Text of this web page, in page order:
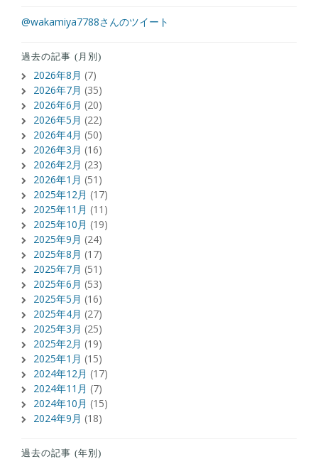
@wakamiya7788さんのツイート
過去の記事 (月別)
2026年8月 (7)
2026年7月 (35)
2026年6月 (20)
2026年5月 (22)
2026年4月 (50)
2026年3月 (16)
2026年2月 (23)
2026年1月 (51)
2025年12月 (17)
2025年11月 (11)
2025年10月 (19)
2025年9月 (24)
2025年8月 (17)
2025年7月 (51)
2025年6月 (53)
2025年5月 (16)
2025年4月 (27)
2025年3月 (25)
2025年2月 (19)
2025年1月 (15)
2024年12月 (17)
2024年11月 (7)
2024年10月 (15)
2024年9月 (18)
過去の記事 (年別)